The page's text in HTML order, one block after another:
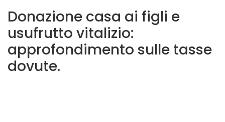
Donazione casa ai figli e
usufrutto vitalizio:
approfondimento sulle tasse
dovute.